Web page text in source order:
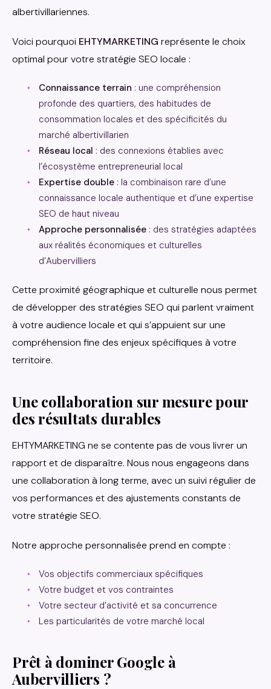
albertivillariennes.
Voici pourquoi EHTYMARKETING représente le choix
optimal pour votre stratégie SEO locale :
Connaissance terrain : une compréhension
profonde des quartiers, des habitudes de
consommation locales et des spécificités du
marché albertivillarien
Réseau local : des connexions établies avec
l’écosystème entrepreneurial local
Expertise double : la combinaison rare d’une
connaissance locale authentique et d’une expertise
SEO de haut niveau
Approche personnalisée : des stratégies adaptées
aux réalités économiques et culturelles
d’Aubervilliers
Cette proximité géographique et culturelle nous permet
de développer des stratégies SEO qui parlent vraiment
à votre audience locale et qui s’appuient sur une
compréhension fine des enjeux spécifiques à votre
territoire.
Une collaboration sur mesure pour
des résultats durables
EHTYMARKETING ne se contente pas de vous livrer un
rapport et de disparaître. Nous nous engageons dans
une collaboration à long terme, avec un suivi régulier de
vos performances et des ajustements constants de
votre stratégie SEO.
Notre approche personnalisée prend en compte :
Vos objectifs commerciaux spécifiques
Votre budget et vos contraintes
Votre secteur d’activité et sa concurrence
Les particularités de votre marché local
Prêt à dominer Google à
Aubervilliers ?